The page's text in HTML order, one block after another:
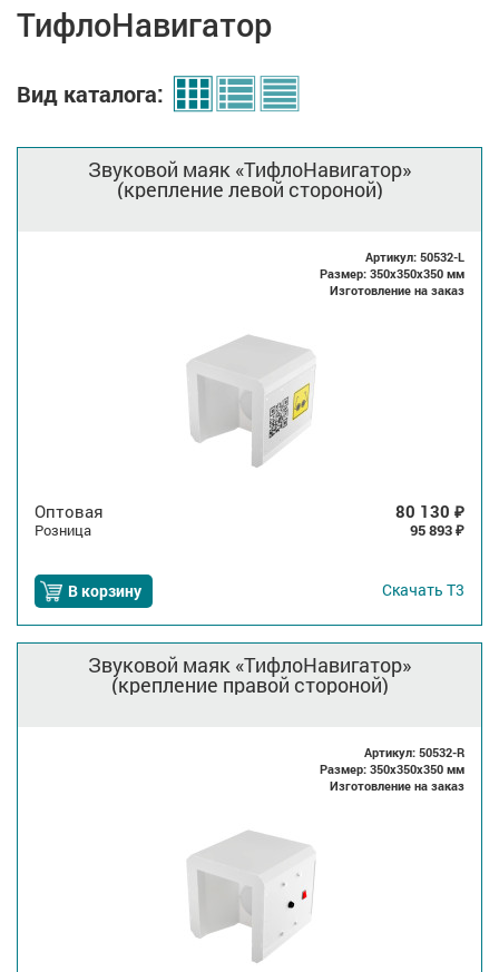
ТифлоНавигатор
Вид каталога:
Звуковой маяк «ТифлоНавигатор»
(крепление левой стороной)
Артикул: 50532-L
Размер: 350x350x350 мм
Изготовление на заказ
Оптовая 80 130 ₽
Розница 95 893 ₽
В корзину Скачать Т3
Звуковой маяк «ТифлоНавигатор»
(крепление правой стороной)
Артикул: 50532-R
Размер: 350x350x350 мм
Изготовление на заказ